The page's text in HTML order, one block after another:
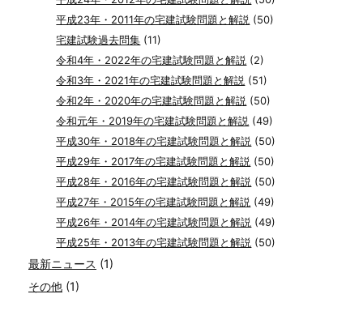
平成23年・2011年の宅建試験問題と解説 (50)
宅建試験過去問集 (11)
令和4年・2022年の宅建試験問題と解説 (2)
令和3年・2021年の宅建試験問題と解説 (51)
令和2年・2020年の宅建試験問題と解説 (50)
令和元年・2019年の宅建試験問題と解説 (49)
平成30年・2018年の宅建試験問題と解説 (50)
平成29年・2017年の宅建試験問題と解説 (50)
平成28年・2016年の宅建試験問題と解説 (50)
平成27年・2015年の宅建試験問題と解説 (49)
平成26年・2014年の宅建試験問題と解説 (49)
平成25年・2013年の宅建試験問題と解説 (50)
最新ニュース (1)
その他 (1)